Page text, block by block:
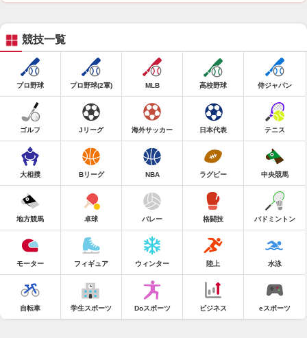
競技一覧
プロ野球 プロ野球(2軍) MLB 高校野球 侍ジャパン
ゴルフ Jリーグ 海外サッカー 日本代表 テニス
大相撲 Bリーグ NBA ラグビー 中央競馬
地方競馬 卓球 バレー 格闘技 バドミントン
モーター フィギュア ウィンター 陸上 水泳
自転車 学生スポーツ Doスポーツ ビジネス eスポーツ